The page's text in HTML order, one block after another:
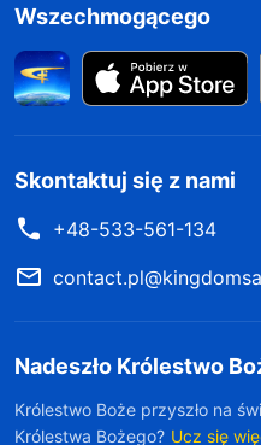
Wszechmogącego
Skontaktuj się z nami
+48-533-561-134
Nadeszło Królestwo
Królestwo Boże przyszło na
Królestwa Bożego? Ucz się